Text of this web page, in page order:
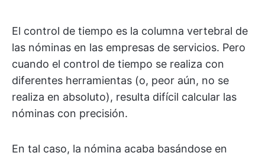
El control de tiempo es la columna vertebral de
las nóminas en las empresas de servicios. Pero
cuando el control de tiempo se realiza con
diferentes herramientas (o, peor aún, no se
realiza en absoluto), resulta difícil calcular las
nóminas con precisión.
En tal caso, la nómina acaba basándose en